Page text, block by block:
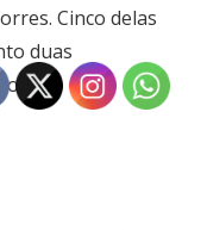
Cinco delas
duas